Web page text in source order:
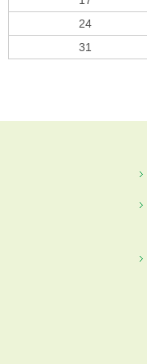
24
31